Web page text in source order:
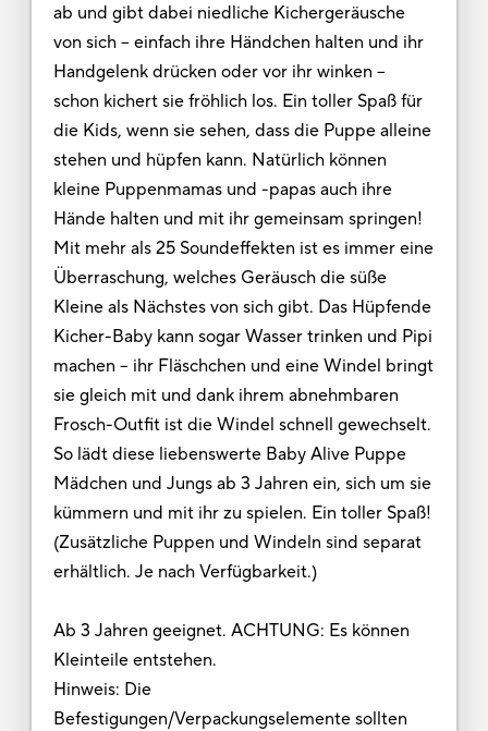
ab und gibt dabei niedliche Kichergeräusche
von sich – einfach ihre Händchen halten und ihr
Handgelenk drücken oder vor ihr winken –
schon kichert sie fröhlich los. Ein toller Spaß für
die Kids, wenn sie sehen, dass die Puppe alleine
stehen und hüpfen kann. Natürlich können
kleine Puppenmamas und -papas auch ihre
Hände halten und mit ihr gemeinsam springen!
Mit mehr als 25 Soundeffekten ist es immer eine
Überraschung, welches Geräusch die süße
Kleine als Nächstes von sich gibt. Das Hüpfende
Kicher-Baby kann sogar Wasser trinken und Pipi
machen – ihr Fläschchen und eine Windel bringt
sie gleich mit und dank ihrem abnehmbaren
Frosch-Outfit ist die Windel schnell gewechselt.
So lädt diese liebenswerte Baby Alive Puppe
Mädchen und Jungs ab 3 Jahren ein, sich um sie
kümmern und mit ihr zu spielen. Ein toller Spaß!
(Zusätzliche Puppen und Windeln sind separat
erhältlich. Je nach Verfügbarkeit.)
Ab 3 Jahren geeignet. ACHTUNG: Es können
Kleinteile entstehen.
Hinweis: Die
Befestigungen/Verpackungselemente sollten